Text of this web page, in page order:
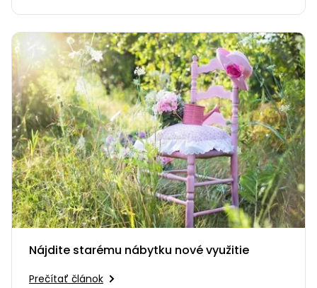
Nájdite starému nábytku nové využitie
Prečítať článok